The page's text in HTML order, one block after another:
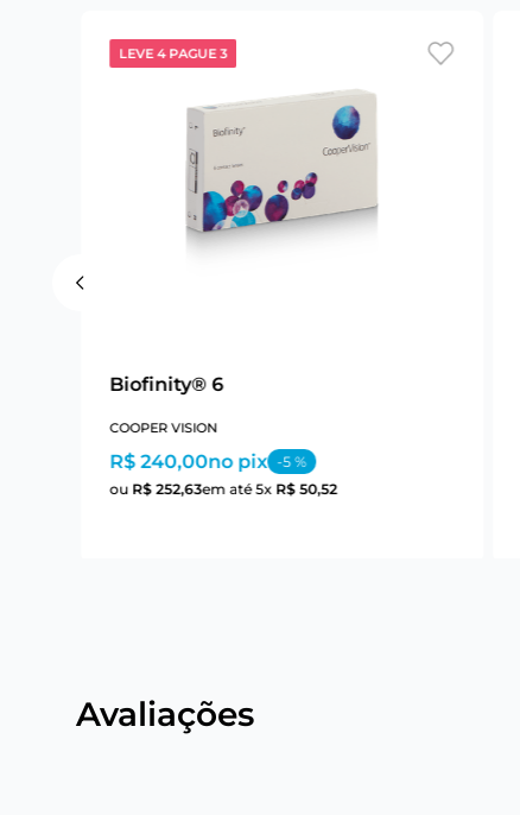
LEVE 4 PAGUE 3
Biofinity® 6
COOPER VISION
R$ 240,00no pix -5%
ou R$ 252,63em até5x R$ 50,52
Avaliações